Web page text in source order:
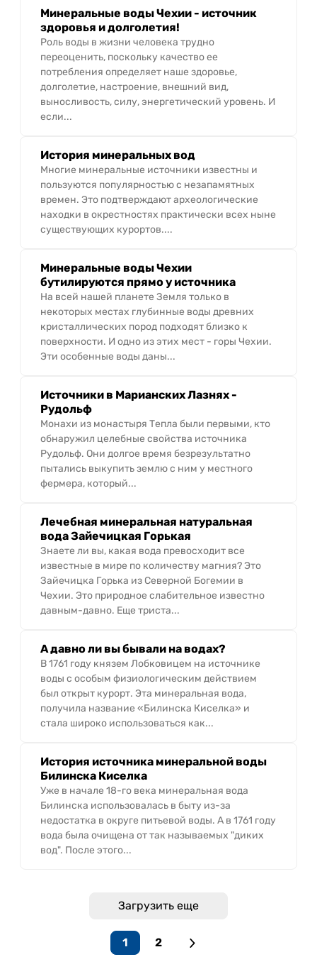
Минеральные воды Чехии - источник
здоровья и долголетия!
Роль воды в жизни человека трудно
переоценить, поскольку качество ее
потребления определяет наше здоровье,
долголетие, настроение, внешний вид,
выносливость, силу, энергетический уровень. И
если...
История минеральных вод
Многие минеральные источники известны и
пользуются популярностью с незапамятных
времен. Это подтверждают археологические
находки в окрестностях практически всех ныне
существующих курортов....
Минеральные воды Чехии
бутилируются прямо у источника
На всей нашей планете Земля только в
некоторых местах глубинные воды древних
кристаллических пород подходят близко к
поверхности. И одно из этих мест - горы Чехии.
Эти особенные воды даны...
Источники в Марианских Лазнях -
Рудольф
Монахи из монастыря Тепла были первыми, кто
обнаружил целебные свойства источника
Рудольф. Они долгое время безрезультатно
пытались выкупить землю с ним у местного
фермера, который...
Лечебная минеральная натуральная
вода Зайечицкая Горькая
Знаете ли вы, какая вода превосходит все
известные в мире по количеству магния? Это
Зайечицка Горька из Северной Богемии в
Чехии. Это природное слабительное известно
давным-давно. Еще триста...
А давно ли вы бывали на водах?
В 1761 году князем Лобковицем на источнике
воды с особым физиологическим действием
был открыт курорт. Эта минеральная вода,
получила название «Билинска Киселка» и
стала широко использоваться как...
История источника минеральной воды
Билинска Киселка
Уже в начале 18-го века минеральная вода
Билинска использовалась в быту из-за
недостатка в округе питьевой воды. А в 1761 году
вода была очищена от так называемых "диких
вод". После этого...
Загрузить еще
1 2